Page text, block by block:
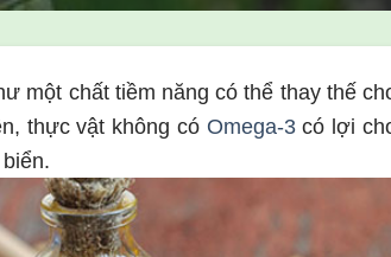
một chất tiềm năng có thể thay thế
thực vật không có Omega-3có lợi